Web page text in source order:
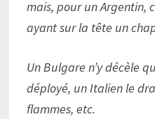
mais, pour un Argentin,
ayant sur la tête un
Un Bulgare n’y décèle
déployé, un Italien le
flammes, etc.